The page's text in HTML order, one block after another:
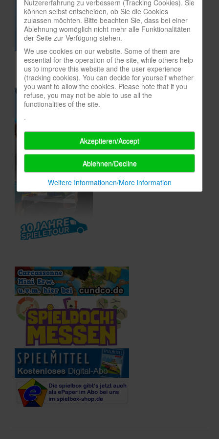
In eigener Sache-On our own behalf
Archivierte Meldungen-News archive
Nutzererfahrung zu verbessern (Tracking Cookies). Sie
können selbst entscheiden, ob Sie die Cookies
zulassen möchten. Bitte beachten Sie, dass bei einer
Ablehnung womöglich nicht mehr alle Funktionalitäten
der Seite zur Verfügung stehen.
We use cookies on our website. Some of them are
essential for the operation of the site, while others help
us to improve this website and the user experience
(tracking cookies). You can decide for yourself whether
you want to allow the cookies. Please note that if you
refuse, you may not be able to use all the
functionalities of the site.
.
Akzeptieren/Accept
Ablehnen/Decline
Weitere Informationen/More information